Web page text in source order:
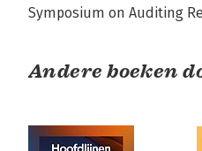
Symposium on Auditing
Andere boeken